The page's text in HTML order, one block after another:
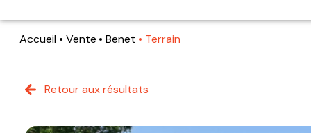
acheter
mon
maisons
terrains
Accueil Vente Benet Terrain
Retour aux résultats